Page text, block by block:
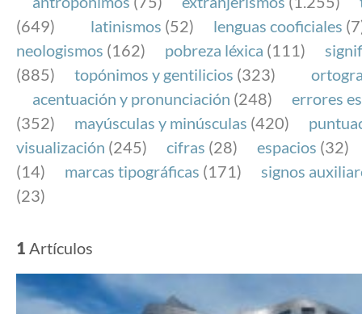
(649)
latinismos (52) lenguas cooficiales
neologismos (162) pobreza léxica (111)
(885)
topónimos y gentilicios (323)
acentuación y pronunciación (248)
errores
(352)
mayúsculas y minúsculas (420)
visualización (245) cifras (28) espacios (32)
(14)
marcas tipográficas (171)
signos
(23)
1 Artículos